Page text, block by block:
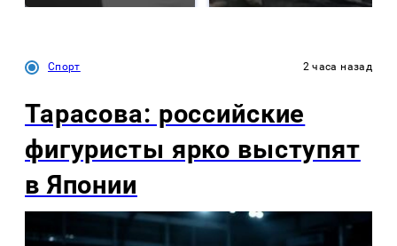
Спорт 2 часа назад
Тарасова: российские
фигуристы ярко выступят
в Японии